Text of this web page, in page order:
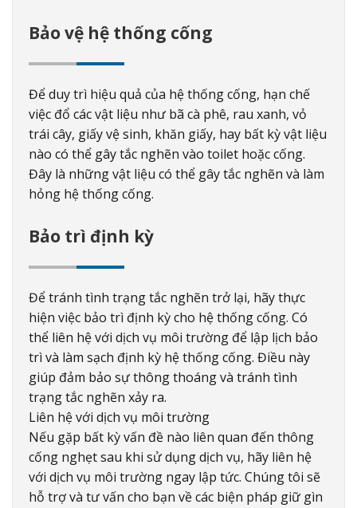
Bảo vệ hệ thống cống
Để duy trì hiệu quả của hệ thống cống, hạn chế
việc đổ các vật liệu như bã cà phê, rau xanh, vỏ
trái cây, giấy vệ sinh, khăn giấy, hay bất kỳ vật liệu
nào có thể gây tắc nghẽn vào toilet hoặc cống.
Đây là những vật liệu có thể gây tắc nghẽn và làm
hỏng hệ thống cống.
Bảo trì định kỳ
Để tránh tình trạng tắc nghẽn trở lại, hãy thực
hiện việc bảo trì định kỳ cho hệ thống cống. Có
thể liên hệ với dịch vụ môi trường để lập lịch bảo
trì và làm sạch định kỳ hệ thống cống. Điều này
giúp đảm bảo sự thông thoáng và tránh tình
trạng tắc nghẽn xảy ra.
Liên hệ với dịch vụ môi trường
Nếu gặp bất kỳ vấn đề nào liên quan đến thông
cống nghẹt sau khi sử dụng dịch vụ, hãy liên hệ
với dịch vụ môi trường ngay lập tức. Chúng tôi sẽ
hỗ trợ và tư vấn cho bạn về các biện pháp giữ gìn